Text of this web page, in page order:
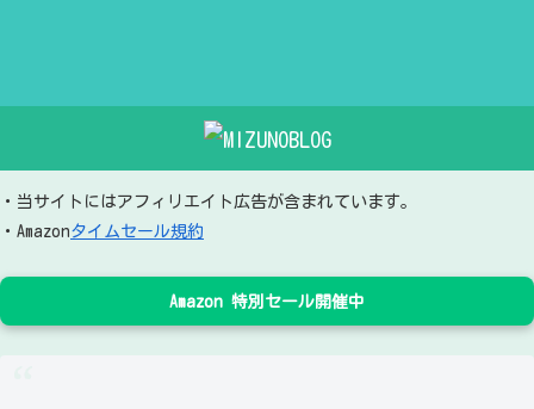
・当サイトにはアフィリエイト広告が含まれています。
・Amazonタイムセール規約
Amazon 特別セール開催中